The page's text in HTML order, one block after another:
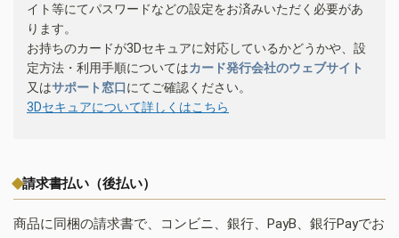
イト等にてパスワードなどの設定をお済みいただく必要があ
ります。
お持ちのカードが3Dセキュアに対応しているかどうかや、設
定方法・利用手順についてはカード発行会社のウェブサイト
又はサポート窓口にてご確認ください。
3Dセキュアについて詳しくはこちら
請求書払い（後払い）
商品に同梱の請求書で、コンビニ、銀行、PayB、銀行Payでお